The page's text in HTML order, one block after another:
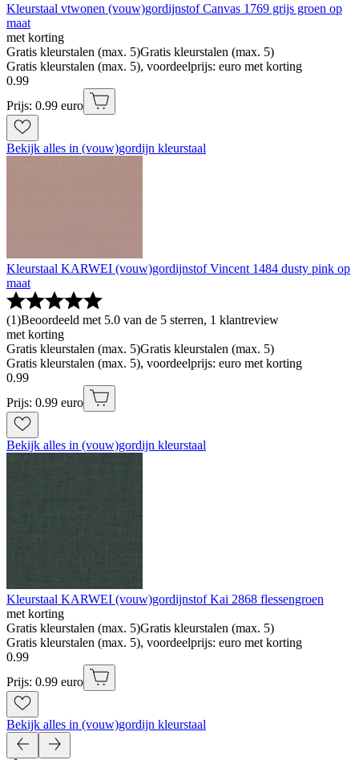
Kleurstaal vtwonen (vouw)gordijnstof Canvas 1769 grijs groen op
maat
met korting
Gratis kleurstalen (max. 5)Gratis kleurstalen (max. 5)
Gratis kleurstalen (max. 5), voordeelprijs: euro met korting
0.99
Prijs: 0.99 euro
Bekijk alles in (vouw)gordijn kleurstaal
Kleurstaal KARWEI (vouw)gordijnstof Vincent 1484 dusty pink op
maat
(1)Beoordeeld met 5.0 van de 5 sterren, 1 klantreview
met korting
Gratis kleurstalen (max. 5)Gratis kleurstalen (max. 5)
Gratis kleurstalen (max. 5), voordeelprijs: euro met korting
0.99
Prijs: 0.99 euro
Bekijk alles in (vouw)gordijn kleurstaal
Kleurstaal KARWEI (vouw)gordijnstof Kai 2868 flessengroen
met korting
Gratis kleurstalen (max. 5)Gratis kleurstalen (max. 5)
Gratis kleurstalen (max. 5), voordeelprijs: euro met korting
0.99
Prijs: 0.99 euro
Bekijk alles in (vouw)gordijn kleurstaal